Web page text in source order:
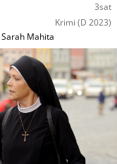
3sat
Krimi (D 2023)
Sarah Mahita